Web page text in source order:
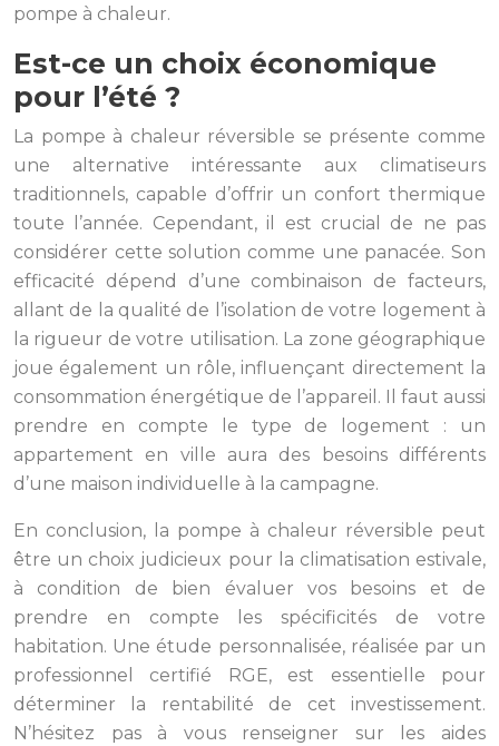
pompe à chaleur.
Est-ce un choix économique
pour l’été ?
La pompe à chaleur réversible se présente comme
une alternative intéressante aux climatiseurs
traditionnels, capable d’offrir un confort thermique
toute l’année. Cependant, il est crucial de ne pas
considérer cette solution comme une panacée. Son
efficacité dépend d’une combinaison de facteurs,
allant de la qualité de l’isolation de votre logement à
la rigueur de votre utilisation. La zone géographique
joue également un rôle, influençant directement la
consommation énergétique de l’appareil. Il faut aussi
prendre en compte le type de logement : un
appartement en ville aura des besoins différents
d’une maison individuelle à la campagne.
En conclusion, la pompe à chaleur réversible peut
être un choix judicieux pour la climatisation estivale,
à condition de bien évaluer vos besoins et de
prendre en compte les spécificités de votre
habitation. Une étude personnalisée, réalisée par un
professionnel certifié RGE, est essentielle pour
déterminer la rentabilité de cet investissement.
N’hésitez pas à vous renseigner sur les aides